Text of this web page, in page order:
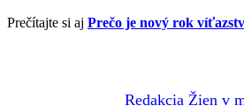
Prečítajte si aj Prečo je nový rok
Redakcia Žien v